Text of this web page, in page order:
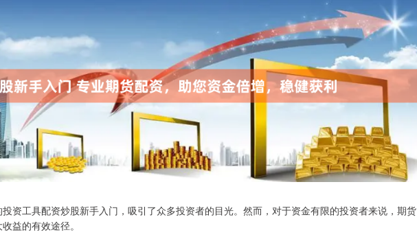
资工具配资炒股新手入门，吸引了众多投资者的目光。然而，对于资金有限的投资者来说，期货
益的有效途径。